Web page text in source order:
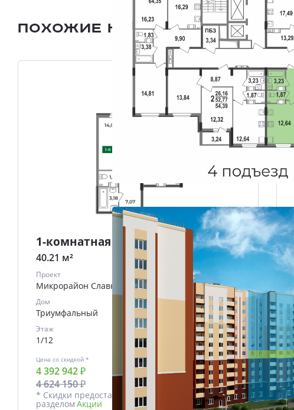
Похожие квартиры Все планировки
1-комнатная
40.21 м²
Проект
Микрорайон Славный
Дом
Триумфальный
Этаж
1/12
Цена со скидкой *
4 392 942 ₽
4 624 150 ₽
В ипотеку
от18753 ₽/мес.
* Скидки предоставляются в соответствии с
разделом Акции